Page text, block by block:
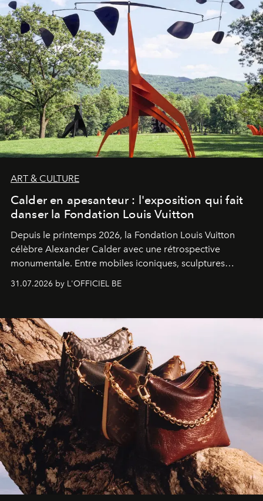
ART & CULTURE
Calder en apesanteur : l'exposition qui fait
danser la Fondation Louis Vuitton
Depuis le printemps 2026, la Fondation Louis Vuitton
célèbre Alexander Calder avec une rétrospective
monumentale. Entre mobiles iconiques, sculptures
américain investit les espaces imaginés par Frank Gehry
sculpture.
31.07.2026 by L'OFFICIEL BE